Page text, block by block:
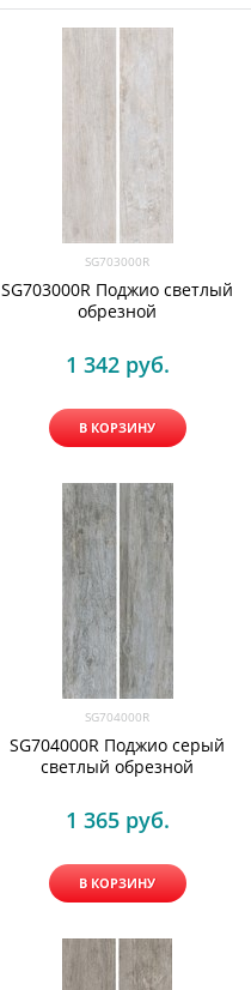
SG703000R
SG703000R Поджио светлый
обрезной
1 342 руб.
В КОРЗИНУ
SG704000R
SG704000R Поджио серый
светлый обрезной
1 365 руб.
В КОРЗИНУ